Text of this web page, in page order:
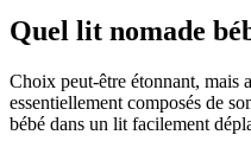
Quel lit nomade
Choix peut-être étonnant, mais
essentiellement composés de
bébé dans un lit facilement